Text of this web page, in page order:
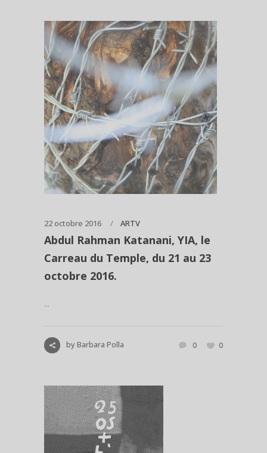
22 octobre 2016 ARTV
Abdul Rahman Katanani, YIA, le
Carreau du Temple, du 21 au 23
octobre 2016.
...
byBarbara Polla 0 0